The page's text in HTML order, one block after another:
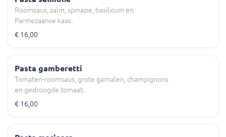
Roomsaus, zalm, spinazie, basilicum en
Parmezaanse kaas.
€ 16,00
Pasta gamberetti
Tomaten-roomsaus, grote garnalen, champignons
en gedroogde tomaat.
€ 16,00